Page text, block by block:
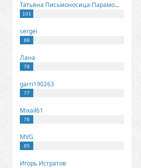
Татьяна Письмоносица-Парамонова
101
sergei
89
Лана
78
garri190263
77
Mixail61
76
MVG
65
Игорь Истратов